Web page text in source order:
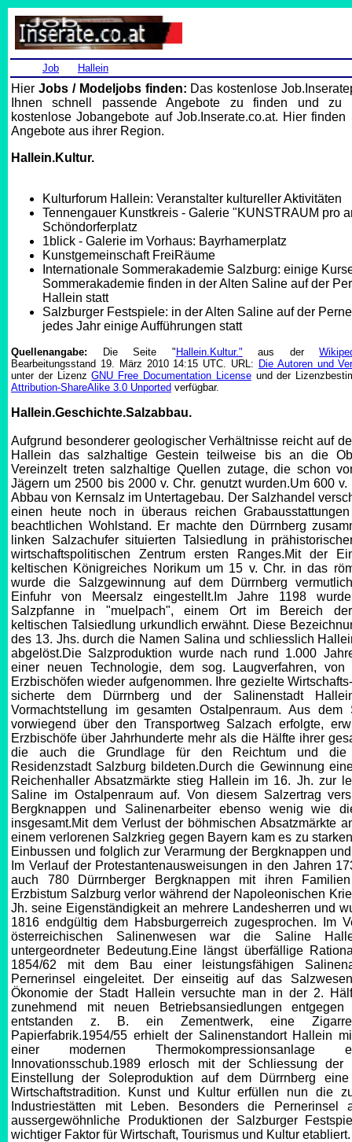
Job Hallein
Hier Jobs / Modeljobs finden: Das kostenlose
Ihnen schnell passende Angebote zu finden und zu
kostenlose Jobangebote auf Job.Inserate.co.at. Hier finden
Angebote aus ihrer Region.
Hallein.Kultur.
Kulturforum Hallein: Veranstalter kultureller Aktivitäten
Tennengauer Kunstkreis - Galerie "KUNSTRAUM pro
Schöndorferplatz
1blick - Galerie im Vorhaus: Bayrhamerplatz
Kunstgemeinschaft FreiRäume
Internationale Sommerakademie Salzburg: einige
Sommerakademie finden in der Alten Saline auf der
Hallein statt
Salzburger Festspiele: in der Alten Saline auf der
jedes Jahr einige Aufführungen statt
Quellenangabe: Die Seite " Hallein.Kultur." aus der
Bearbeitungsstand 19. März 2010 14:15 UTC. URL: Die Autoren und
unter der LizenzGNU Free Documentation Licenseund der
Attribution-ShareAlike 3.0 Unported verfügbar.
Hallein.Geschichte.Salzabbau.
Aufgrund besonderer geologischer Verhältnisse reicht auf
Hallein das salzhaltige Gestein teilweise bis an die
Vereinzelt treten salzhaltige Quellen zutage, die schon
Jägern um 2500 bis 2000 v. Chr. genutzt wurden.Um 600 v.
Abbau von Kernsalz im Untertagebau. Der Salzhandel
einen heute noch in überaus reichen
beachtlichen Wohlstand. Er machte den Dürrnberg
linken Salzachufer situierten Talsiedlung in
wirtschaftspolitischen Zentrum ersten Ranges.Mit der
keltischen Königreiches Norikum um 15 v. Chr. in das
wurde die Salzgewinnung auf dem Dürrnberg
Einfuhr von Meersalz eingestellt.Im Jahre 1198
Salzpfanne in "muelpach", einem Ort im Bereich der
keltischen Talsiedlung urkundlich erwähnt. Diese
des 13. Jhs. durch die Namen Salina und schliesslich
abgelöst.Die Salzproduktion wurde nach rund 1.000
einer neuen Technologie, dem sog. Laugverfahren, von
Erzbischöfen wieder aufgenommen. Ihre gezielte
sicherte dem Dürrnberg und der Salinenstadt
Vormachtstellung im gesamten Ostalpenraum. Aus dem
vorwiegend über den Transportweg Salzach erfolgte,
Erzbischöfe über Jahrhunderte mehr als die Hälfte ihrer
die auch die Grundlage für den Reichtum und die
Residenzstadt Salzburg bildeten.Durch die Gewinnung
Reichenhaller Absatzmärkte stieg Hallein im 16. Jh. zur
Saline im Ostalpenraum auf. Von diesem Salzertrag
Bergknappen und Salinenarbeiter ebenso wenig wie
insgesamt.Mit dem Verlust der böhmischen Absatzmärkte
einem verlorenen Salzkrieg gegen Bayern kam es zu
Einbussen und folglich zur Verarmung der Bergknappen
Im Verlauf der Protestantenausweisungen in den Jahren
auch 780 Dürrnberger Bergknappen mit ihren
Erzbistum Salzburg verlor während der Napoleonischen
Jh. seine Eigenständigkeit an mehrere Landesherren und
1816 endgültig dem Habsburgerreich zugesprochen. Im
österreichischen Salinenwesen war die Saline
untergeordneter Bedeutung.Eine längst überfällige
1854/62 mit dem Bau einer leistungsfähigen
Pernerinsel eingeleitet. Der einseitig auf das
Ökonomie der Stadt Hallein versuchte man in der 2.
zunehmend mit neuen Betriebsansiedlungen
entstanden z. B. ein Zementwerk, eine
Papierfabrik.1954/55 erhielt der Salinenstandort Hallein
einer modernen Thermokompressionsanlage
Innovationsschub.1989 erlosch mit der Schliessung
Einstellung der Soleproduktion auf dem Dürrnberg eine
Wirtschaftstradition. Kunst und Kultur erfüllen nun die
Industriestätten mit Leben. Besonders die Pernerinsel
aussergewöhnliche Produktionen der Salzburger
wichtiger Faktor für Wirtschaft, Tourismus und Kultur etabliert.